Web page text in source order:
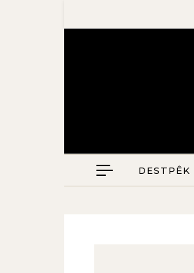
DESTPÊK